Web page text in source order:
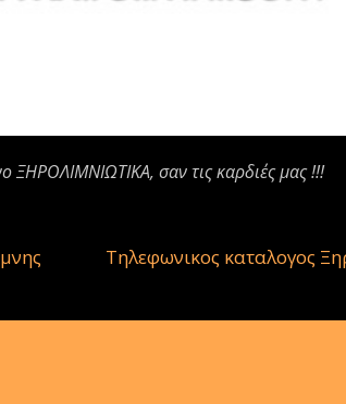
ΞΗΡΟΛΙΜΝΙΩΤΙΚΑ, σαν τις καρδιές μας !!!
Τηλεφωνικος καταλογος